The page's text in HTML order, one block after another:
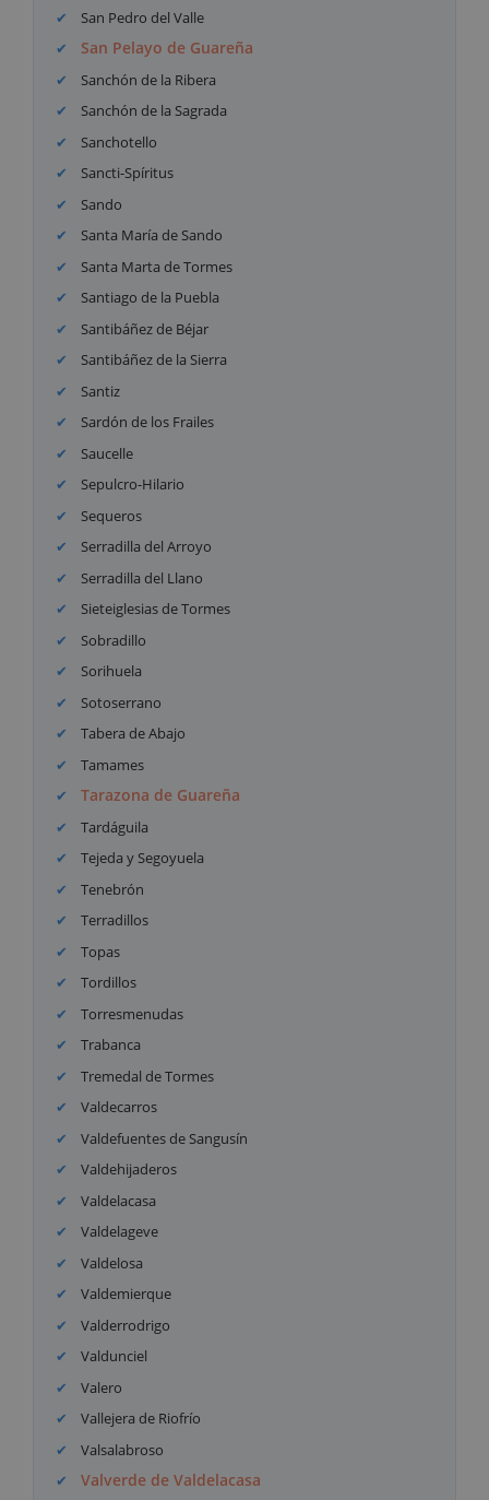
San Pedro del Valle
San Pelayo de Guareña
Sanchón de la Ribera
Sanchón de la Sagrada
Sanchotello
Sancti-Spíritus
Sando
Santa María de Sando
Santa Marta de Tormes
Santiago de la Puebla
Santibáñez de Béjar
Santibáñez de la Sierra
Santiz
Sardón de los Frailes
Saucelle
Sepulcro-Hilario
Sequeros
Serradilla del Arroyo
Serradilla del Llano
Sieteiglesias de Tormes
Sobradillo
Sorihuela
Sotoserrano
Tabera de Abajo
Tamames
Tarazona de Guareña
Tardáguila
Tejeda y Segoyuela
Tenebrón
Terradillos
Topas
Tordillos
Torresmenudas
Trabanca
Tremedal de Tormes
Valdecarros
Valdefuentes de Sangusín
Valdehijaderos
Valdelacasa
Valdelageve
Valdelosa
Valdemierque
Valderrodrigo
Valdunciel
Valero
Vallejera de Riofrío
Valsalabroso
Valverde de Valdelacasa